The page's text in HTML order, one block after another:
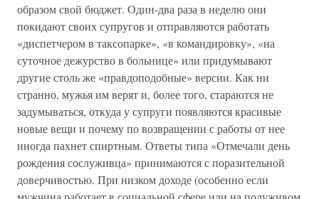
образом свой бюджет. Один-два раза в неделю они
покидают своих супругов и отправляются работать
«диспетчером в таксопарке», «в командировку», «на
суточное дежурство в больнице» или придумывают
другие столь же «правдоподобные» версии. Как ни
странно, мужья им верят и, более того, стараются не
задумываться, откуда у супруги появляются красивые
новые вещи и почему по возвращении с работы от нее
иногда пахнет спиртным. Ответы типа «Отмечали день
рождения сослуживца» принимаются с поразительной
доверчивостью. При низком доходе (особенно если